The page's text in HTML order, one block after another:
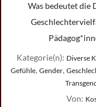
Was bedeutet die
Kategorie(n): Diverse
Gefühle, Gender,
Von: